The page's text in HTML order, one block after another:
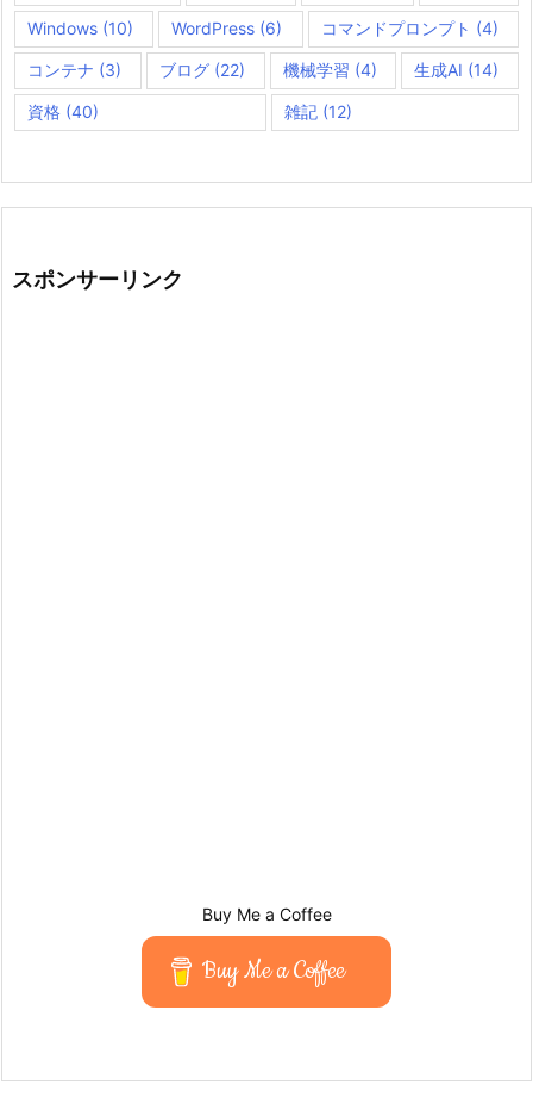
Windows (10) WordPress (6) コマンドプロンプト (4)
コンテナ (3) ブログ(22) 機械学習 (4) 生成AI (14)
資格 (40) 雑記(12)
スポンサーリンク
Buy Me a Coffee
Buy Me a Coffee